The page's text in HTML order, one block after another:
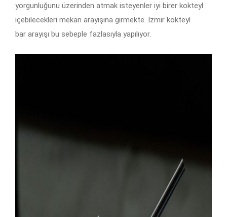
yorgunluğunu üzerinden atmak isteyenler iyi birer kokteyl
içebilecekleri mekan arayışına girmekte. İzmir kokteyl
bar arayışı bu sebeple fazlasıyla yapılıyor.